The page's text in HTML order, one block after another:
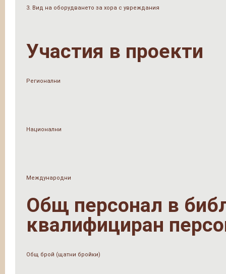
3. Вид на оборудването за хора с увреждания
Участия в проекти
Регионални
Национални
Международни
Общ персонал в
квалифициран
Общ брой (щатни бройки)